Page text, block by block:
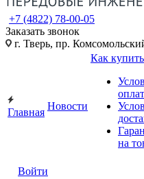
+7 (4822) 78-00-05
Заказать звонок
г. Тверь, пр.
Главная
Новости
Как купить
на
Войти